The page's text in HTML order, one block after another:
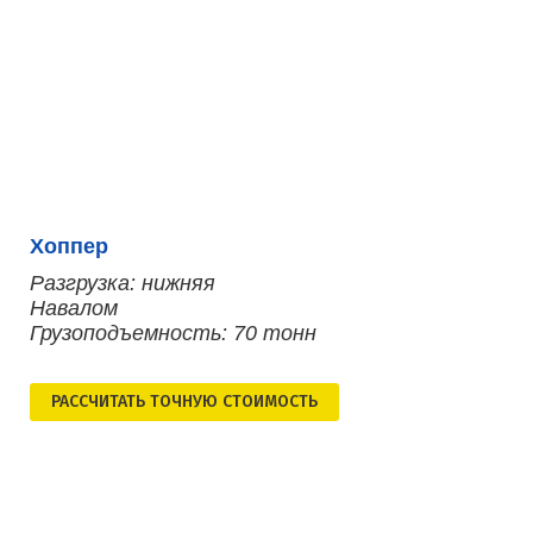
Хоппер
Разгрузка: нижняя
Навалом
Грузоподъемность: 70 тонн
РАСCЧИТАТЬ ТОЧНУЮ СТОИМОСТЬ